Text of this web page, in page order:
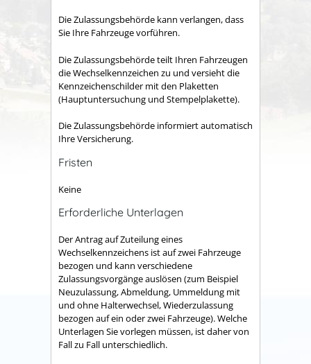
Die Zulassungsbehörde kann verlangen, dass
Sie Ihre Fahrzeuge vorführen.
Die Zulassungsbehörde teilt Ihren Fahrzeugen
die Wechselkennzeichen zu und versieht die
Kennzeichenschilder mit den Plaketten
(Hauptuntersuchung und Stempelplakette).
Die Zulassungsbehörde informiert automatisch
Ihre Versicherung.
Fristen
Keine
Erforderliche Unterlagen
Der Antrag auf Zuteilung eines
Wechselkennzeichens ist auf zwei Fahrzeuge
bezogen und kann verschiedene
Zulassungsvorgänge auslösen (zum Beispiel
Neuzulassung, Abmeldung, Ummeldung mit
und ohne Halterwechsel, Wiederzulassung
bezogen auf ein oder zwei Fahrzeuge). Welche
Unterlagen Sie vorlegen müssen, ist daher von
Fall zu Fall unterschiedlich.